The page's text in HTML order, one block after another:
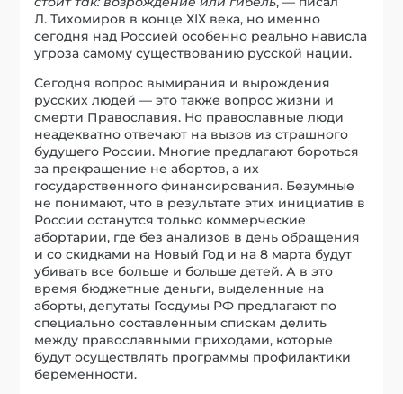
Л. Тихомиров в конце ХIХ века, но именно
сегодня над Россией особенно реально нависла
угроза самому сущест­во­ванию русской нации.
Сегодня вопрос вымирания и вырождения
русских людей — это также во­прос жизни и
смерти Православия. Но православные люди
неадекватно отвечают на вызов из страшного
будущего России. Многие предлагают бороться
за прекращение не абортов, а их
государственного финансирования. Безумные
не понимают, что в результате этих инициатив в
России останутся только коммерческие
абортарии, где без анализов в день обращения
и со скидками на Новый Год и на 8 марта будут
убивать все больше и больше детей. А в это
время бюджетные деньги, выделенные на
аборты, депутаты Госдумы РФ предлагают по
специально составленным спискам делить
между православными приходами, которые
будут осуществлять программы профилактики
беременности.